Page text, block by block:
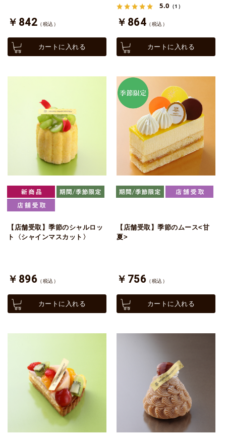
￥842 （税込）
カートに入れる
5.0 （1）
￥864 （税込）
カートに入れる
【店舗受取】季節のシャルロッ
ト〈シャインマスカット〉
￥896 （税込）
カートに入れる
【店舗受取】季節のムース<甘
夏>
￥756 （税込）
カートに入れる